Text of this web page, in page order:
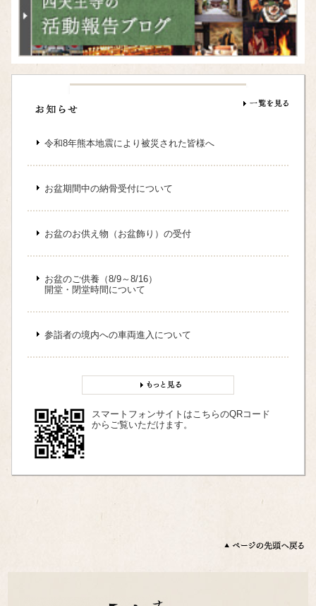
令和8年熊本地震により被災された皆様へ
お盆期間中の納骨受付について
お盆のお供え物（お盆飾り）の受付
お盆のご供養（8/9～8/16）
開堂・閉堂時間について
参詣者の境内への車両進入について
スマートフォンサイトはこちらのQRコード
からご覧いただけます。